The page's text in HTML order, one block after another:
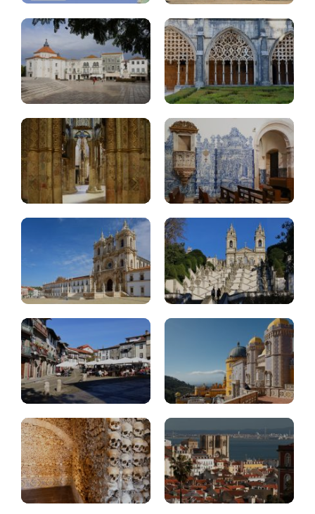
Tomar,
convento
Cristo
Coimbra
Monasterio
Alcobaça
Braga
Guimaraes Sintra
Evora
Lisboa,
que.ver
Hotel
en
Lisboa
Lisboa:
barrio
Belem